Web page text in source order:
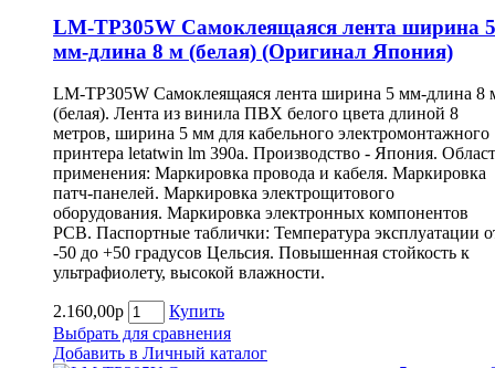
LM-TP305W Самоклеящаяся лента ширина 5
мм-длина 8 м (белая) (Оригинал Япония)
LM-TP305W Самоклеящаяся лента ширина 5 мм-длина 8
(белая). Лента из винила ПВХ белого цвета длиной 8
метров, ширина 5 мм для кабельного электромонтажного
принтера letatwin lm 390a. Производство - Япония.
применения: Маркировка провода и кабеля. Маркировка
патч-панелей. Маркировка электрощитового
оборудования. Маркировка электронных компонентов
РСВ. Паспортные таблички: Температура эксплуатации
-50 до +50 градусов Цельсия. Повышенная стойкость к
ультрафиолету, высокой влажности.
2.160,00р
Купить
Выбрать для сравнения
Добавить в Личный каталог